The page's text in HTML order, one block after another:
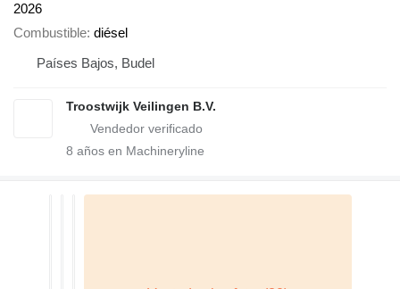
2026
Combustible diésel
Países Bajos, Budel
Troostwijk Veilingen B.V.
8 años en Machineryline